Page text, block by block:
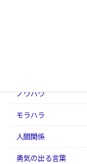
ノウハウ
モラハラ
人間関係
勇気の出る言葉